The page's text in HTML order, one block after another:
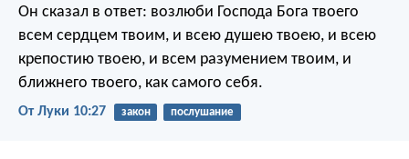
Он сказал в ответ: возлюби Господа Бога твоего
всем сердцем твоим, и всею душею твоею, и всею
крепостию твоею, и всем разумением твоим, и
ближнего твоего, как самого себя.
От Луки 10:27 закон послушание